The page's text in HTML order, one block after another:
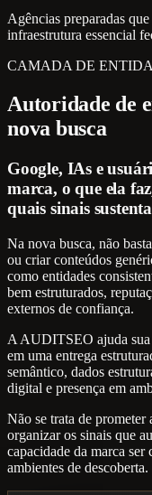
Agências preparadas
infraestrutura essencial
CAMADA DE
Autoridade de
nova busca
Google, IAs e
marca, o que ela
quais sinais
Na nova busca, não
ou criar conteúdos
como entidades
bem estruturados,
externos de confiança.
A AUDITSEO ajuda sua
em uma entrega
semântico, dados
digital e presença em
Não se trata de
organizar os sinais que
capacidade da marca ser
ambientes de descoberta.